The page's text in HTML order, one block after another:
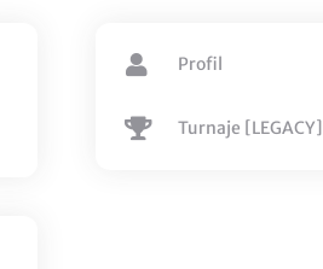
Profil
Turnaje [LEGACY]